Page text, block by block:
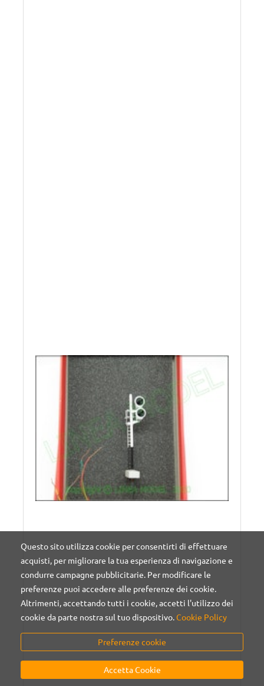
Questo sito utilizza cookie per consentirti di effettuare
acquisti, per migliorare la tua esperienza di navigazione e
condurre campagne pubblicitarie. Per modificare le
preferenze puoi accedere alle preferenze dei cookie.
Altrimenti, accettando tutti i cookie, accetti l'utilizzo dei
cookie da parte nostra sul tuo dispositivo.Cookie Policy
Preferenze cookie
Accetta Cookie